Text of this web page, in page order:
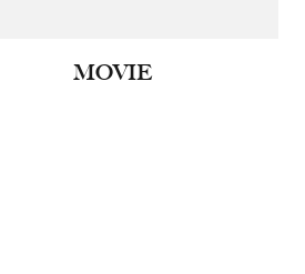
MOVIE